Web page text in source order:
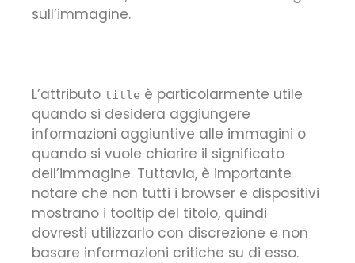
sull’immagine.
L’attributo title è particolarmente utile
quando si desidera aggiungere
informazioni aggiuntive alle immagini o
quando si vuole chiarire il significato
dell’immagine. Tuttavia, è importante
notare che non tutti i browser e dispositivi
mostrano i tooltip del titolo, quindi
dovresti utilizzarlo con discrezione e non
basare informazioni critiche su di esso.